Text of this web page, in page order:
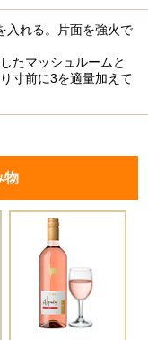
入れる。片面を強火で
たマッシュルームと
寸前に3を適量加えて
物